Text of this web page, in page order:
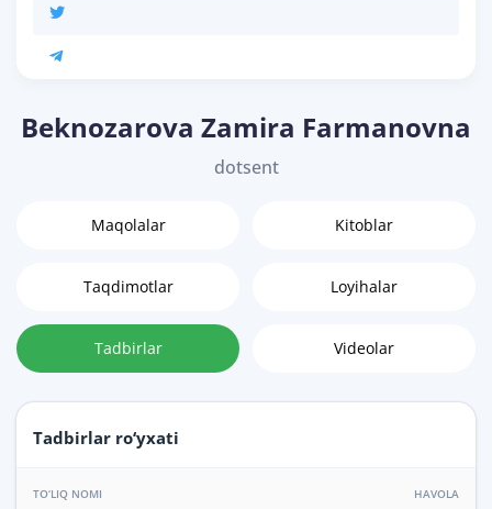
Beknozarova Zamira Farmanovna
dotsent
Maqolalar Kitoblar
Taqdimotlar Loyihalar
Tadbirlar Videolar
Tadbirlar ro‘yxati
TO‘LIQ NOMI HAVOLA